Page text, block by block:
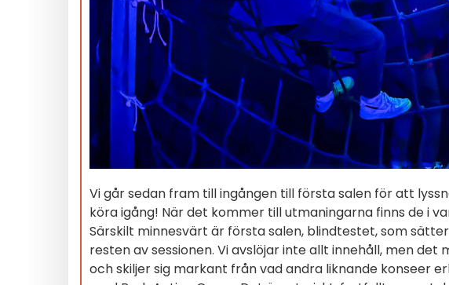
Vi går sedan fram till ingången till första salen för att
köra igång! När det kommer till utmaningarna finns de i
Särskilt minnesvärt är första salen, blindtestet, som
resten av sessionen. Vi avslöjar inte allt innehåll, men
och skiljer sig markant från vad andra liknande konseer